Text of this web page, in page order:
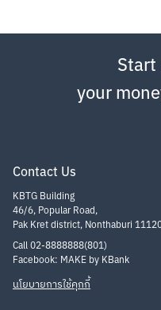
Contact Us
KBTG Building
46/6, Popular Road,
Pak Kret district, Nonthaburi
Call 02-8888888(801)
Facebook: MAKE by KBank
นโยบายการใช้คุกกี้
your